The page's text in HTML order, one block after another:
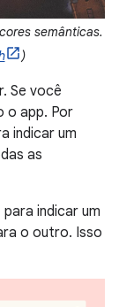
semânticas.
)
Se você
o app. Por
indicar um
as
indicar um
o outro. Isso